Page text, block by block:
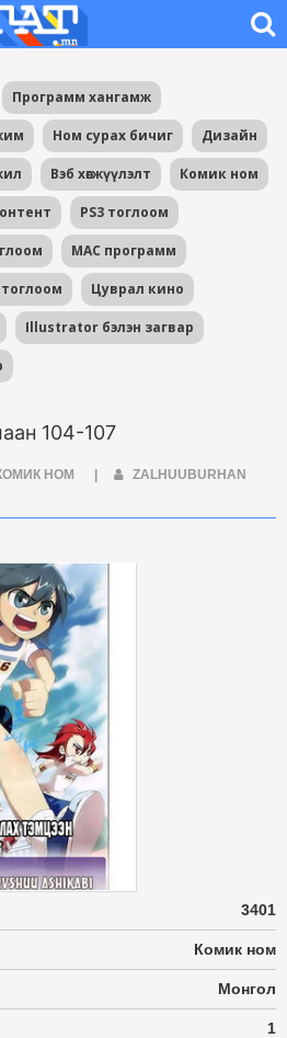
Программ хангамж
Ном сурах бичиг Дизайн
Вэб хөгжүүлэлт Комик ном
PS3 тоглоом
MAC программ
Цуврал кино
Illustrator бэлэн загвар
104-107
НОМ ZALHUUBURHAN
3401
Комик ном
Монгол
1